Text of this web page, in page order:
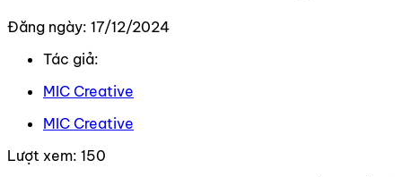
Đăng ngày: 17/12/2024
Tác giả:
MIC Creative
MIC Creative
Lượt xem: 150